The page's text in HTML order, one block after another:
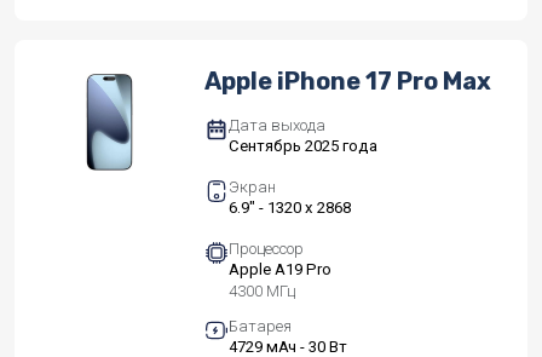
Apple iPhone 17 Pro Max
Дата выхода
Сентябрь 2025 года
Экран
6.9" - 1320 x 2868
Процессор
Apple A19 Pro
4300 МГц
Батарея
4729 мАч - 30 Вт